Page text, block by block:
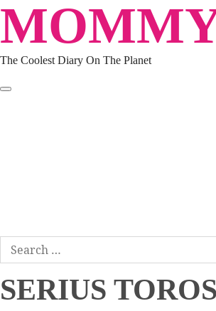
Skip
content
The Coolest Diary On The Planet
Search
for:
SERIUS